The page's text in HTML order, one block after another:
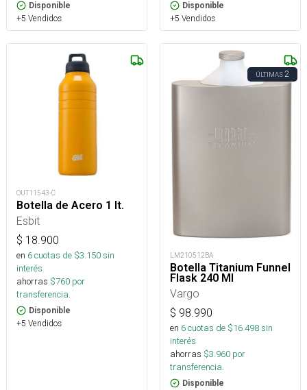
Disponible
+5 Vendidos
Disponible
+5 Vendidos
OUT11543-C
Botella de Acero 1 lt.
Esbit
$ 18.900
en 6cuotas de $3.150sin
interés
ahorras $760 por
transferencia.
Disponible
+5 Vendidos
ÚLTIMAS2
LM210512BA
Botella Titanium Funnel
Flask 240 Ml
Vargo
$ 98.990
en 6cuotas de $16.498sin
interés
ahorras $3.960 por
transferencia.
Disponible